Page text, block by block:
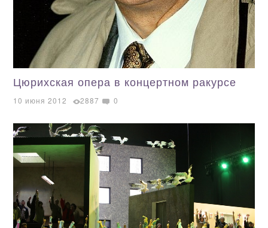
Цюрихская опера в концертном ракурсе
10 июня 2012 2887 0